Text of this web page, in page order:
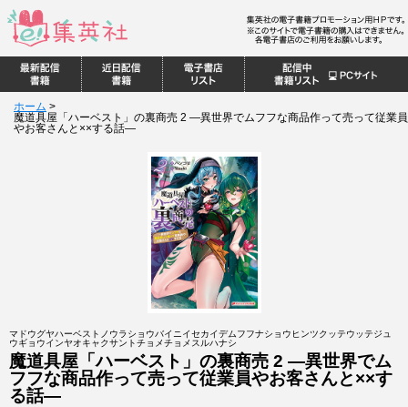
ホーム >
魔道具屋「ハーベスト」の裏商売 2 ―異世界でムフフな商品作って売って従業員
やお客さんと××する話―
マドウグヤハーベストノウラショウバイニイセカイデムフフナショウヒンツクッテウッテジュ
ウギョウインヤオキャクサントチョメチョメスルハナシ
魔道具屋「ハーベスト」の裏商売 2 ―異世界でム
フフな商品作って売って従業員やお客さんと××す
る話―